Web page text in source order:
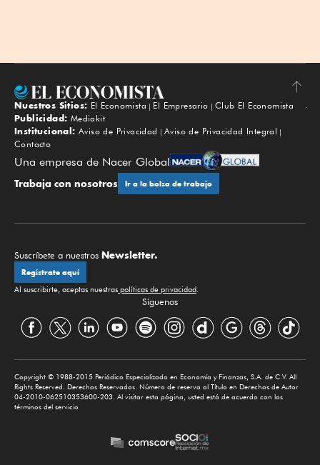
Subir
Nuestros Sitios: El Economista El Empresario
Club El Economista
Publicidad: Mediakit
Institucional: Aviso de Privacidad
Aviso de Privacidad Integral
Contacto
Una empresa de Nacer Global
Trabaja con nosotros Ir a la bolsa de trabajo
Suscríbete a nuestros Newsletter.
Regístrate aquí
Al suscribirte, aceptas nuestras políticas de privacidad.
Síguenos
Copyright © 1988-2015 Periódico Especializado en Economía y Finanzas, S.A. de C.V. All
Rights Reserved. Derechos Reservados. Número de reserva al Título en Derechos de Autor
04-2010-062510353600-203. Al visitar esta página, usted está de acuerdo con los
términos del servicio